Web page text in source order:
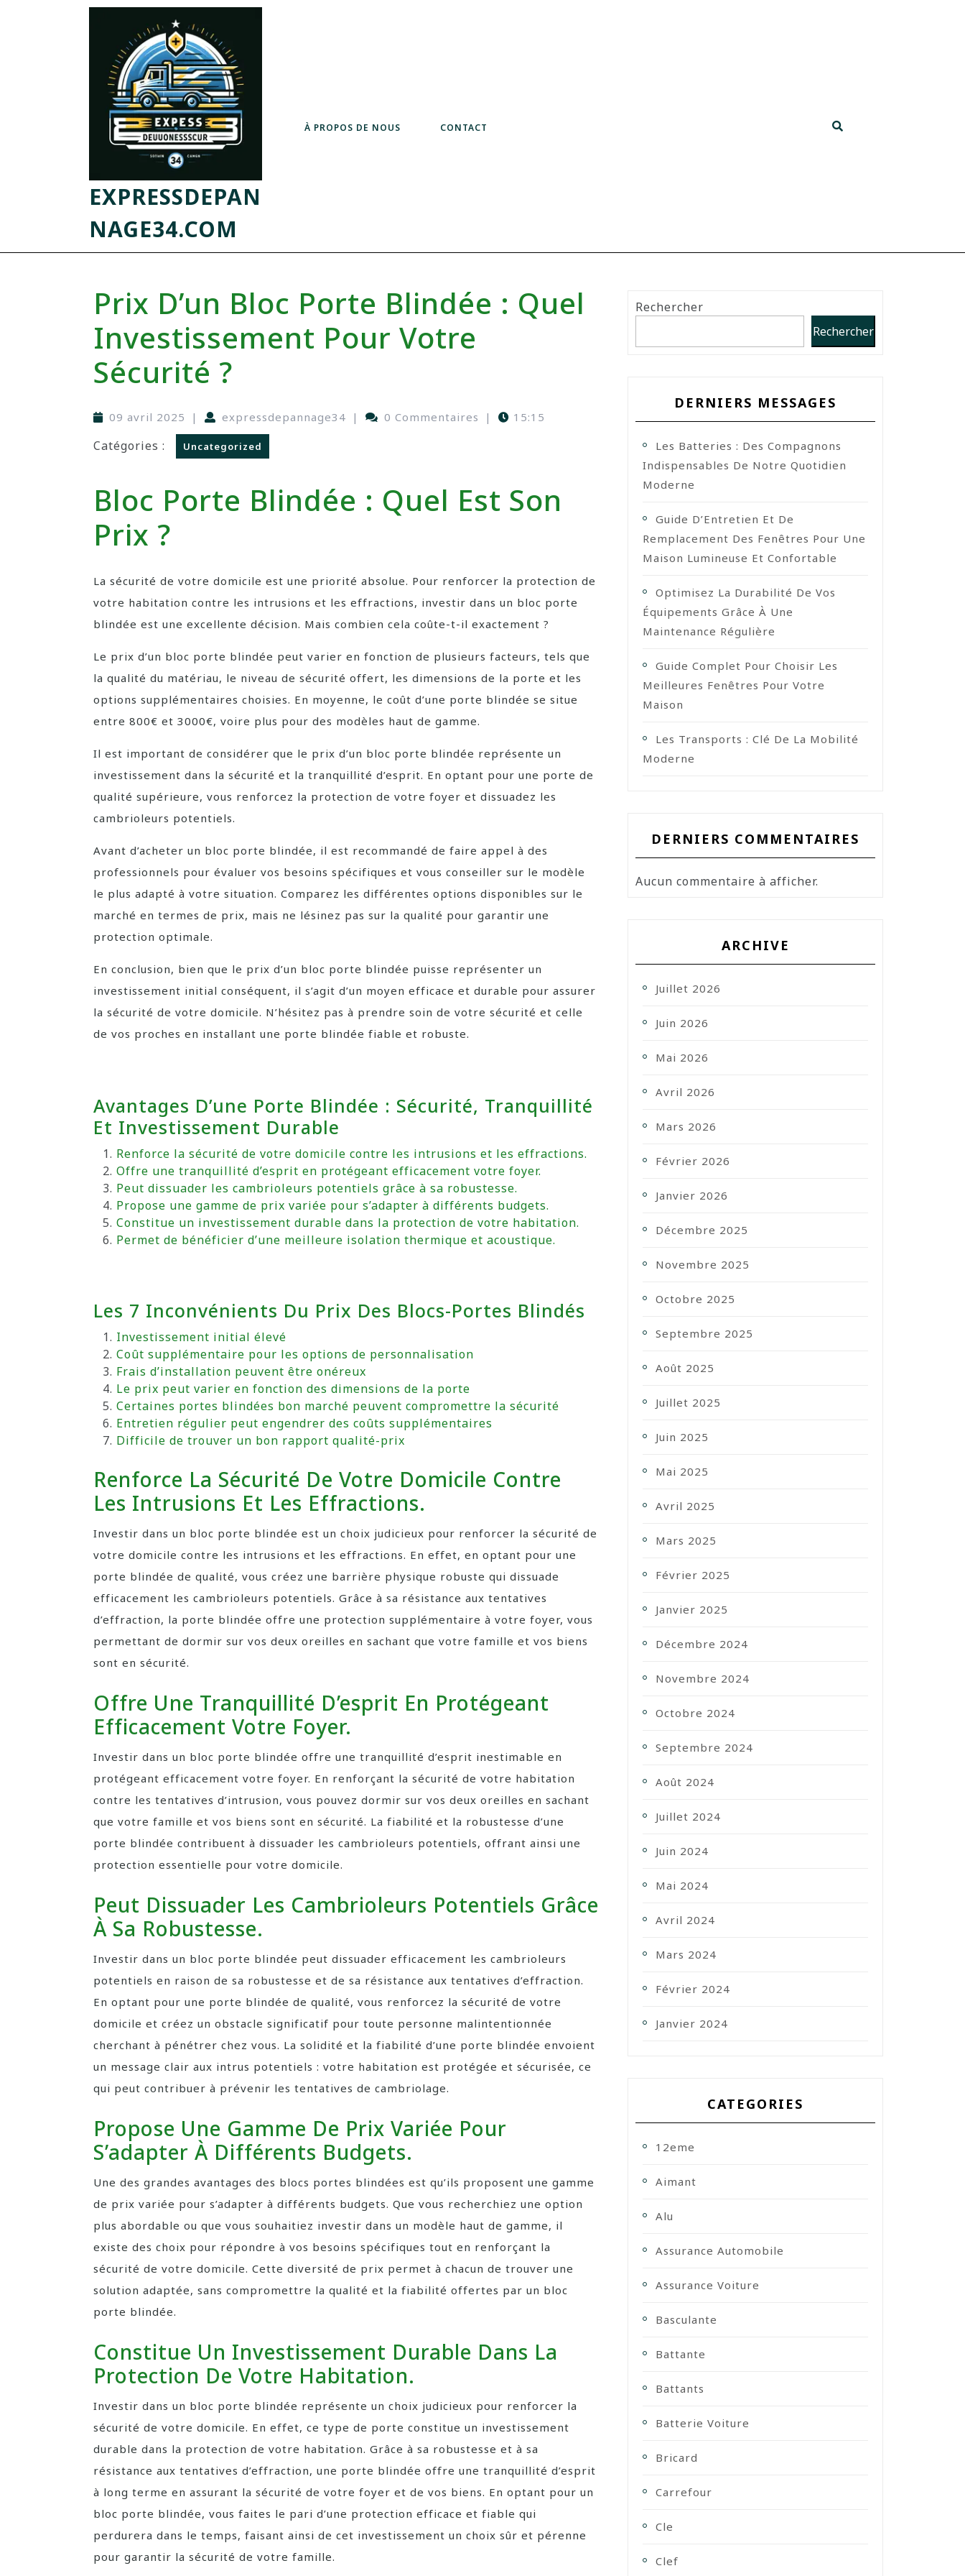
EXPRESSDEPAN
NAGE34.COM
À PROPOS DE NOUS CONTACT
Prix D’un Bloc Porte Blindée : Quel
Investissement Pour Votre
Sécurité ?
09 avril 2025 | expressdepannage34 | 0 Commentaires | 15:15
Catégories : Uncategorized
Bloc Porte Blindée : Quel Est Son
Prix ?
La sécurité de votre domicile est une priorité absolue. Pour renforcer la protection de
votre habitation contre les intrusions et les effractions, investir dans un bloc porte
blindée est une excellente décision. Mais combien cela coûte-t-il exactement ?
Le prix d’un bloc porte blindée peut varier en fonction de plusieurs facteurs, tels que
la qualité du matériau, le niveau de sécurité offert, les dimensions de la porte et les
options supplémentaires choisies. En moyenne, le coût d’une porte blindée se situe
entre 800€ et 3000€, voire plus pour des modèles haut de gamme.
Il est important de considérer que le prix d’un bloc porte blindée représente un
investissement dans la sécurité et la tranquillité d’esprit. En optant pour une porte de
qualité supérieure, vous renforcez la protection de votre foyer et dissuadez les
cambrioleurs potentiels.
Avant d’acheter un bloc porte blindée, il est recommandé de faire appel à des
professionnels pour évaluer vos besoins spécifiques et vous conseiller sur le modèle
le plus adapté à votre situation. Comparez les différentes options disponibles sur le
marché en termes de prix, mais ne lésinez pas sur la qualité pour garantir une
protection optimale.
En conclusion, bien que le prix d’un bloc porte blindée puisse représenter un
investissement initial conséquent, il s’agit d’un moyen efficace et durable pour assurer
la sécurité de votre domicile. N’hésitez pas à prendre soin de votre sécurité et celle
de vos proches en installant une porte blindée fiable et robuste.
Avantages D’une Porte Blindée : Sécurité, Tranquillité
Et Investissement Durable
Renforce la sécurité de votre domicile contre les intrusions et les effractions.
Offre une tranquillité d’esprit en protégeant efficacement votre foyer.
Peut dissuader les cambrioleurs potentiels grâce à sa robustesse.
Propose une gamme de prix variée pour s’adapter à différents budgets.
Constitue un investissement durable dans la protection de votre habitation.
Permet de bénéficier d’une meilleure isolation thermique et acoustique.
Les 7 Inconvénients Du Prix Des Blocs-Portes Blindés
Investissement initial élevé
Coût supplémentaire pour les options de personnalisation
Frais d’installation peuvent être onéreux
Le prix peut varier en fonction des dimensions de la porte
Certaines portes blindées bon marché peuvent compromettre la sécurité
Entretien régulier peut engendrer des coûts supplémentaires
Difficile de trouver un bon rapport qualité-prix
Renforce La Sécurité De Votre Domicile Contre
Les Intrusions Et Les Effractions.
Investir dans un bloc porte blindée est un choix judicieux pour renforcer la sécurité de
votre domicile contre les intrusions et les effractions. En effet, en optant pour une
porte blindée de qualité, vous créez une barrière physique robuste qui dissuade
efficacement les cambrioleurs potentiels. Grâce à sa résistance aux tentatives
d’effraction, la porte blindée offre une protection supplémentaire à votre foyer, vous
permettant de dormir sur vos deux oreilles en sachant que votre famille et vos biens
sont en sécurité.
Offre Une Tranquillité D’esprit En Protégeant
Efficacement Votre Foyer.
Investir dans un bloc porte blindée offre une tranquillité d’esprit inestimable en
protégeant efficacement votre foyer. En renforçant la sécurité de votre habitation
contre les tentatives d’intrusion, vous pouvez dormir sur vos deux oreilles en sachant
que votre famille et vos biens sont en sécurité. La fiabilité et la robustesse d’une
porte blindée contribuent à dissuader les cambrioleurs potentiels, offrant ainsi une
protection essentielle pour votre domicile.
Peut Dissuader Les Cambrioleurs Potentiels Grâce
À Sa Robustesse.
Investir dans un bloc porte blindée peut dissuader efficacement les cambrioleurs
potentiels en raison de sa robustesse et de sa résistance aux tentatives d’effraction.
En optant pour une porte blindée de qualité, vous renforcez la sécurité de votre
domicile et créez un obstacle significatif pour toute personne malintentionnée
cherchant à pénétrer chez vous. La solidité et la fiabilité d’une porte blindée envoient
un message clair aux intrus potentiels : votre habitation est protégée et sécurisée, ce
qui peut contribuer à prévenir les tentatives de cambriolage.
Propose Une Gamme De Prix Variée Pour
S’adapter À Différents Budgets.
Une des grandes avantages des blocs portes blindées est qu’ils proposent une gamme
de prix variée pour s’adapter à différents budgets. Que vous recherchiez une option
plus abordable ou que vous souhaitiez investir dans un modèle haut de gamme, il
existe des choix pour répondre à vos besoins spécifiques tout en renforçant la
sécurité de votre domicile. Cette diversité de prix permet à chacun de trouver une
solution adaptée, sans compromettre la qualité et la fiabilité offertes par un bloc
porte blindée.
Constitue Un Investissement Durable Dans La
Protection De Votre Habitation.
Investir dans un bloc porte blindée représente un choix judicieux pour renforcer la
sécurité de votre domicile. En effet, ce type de porte constitue un investissement
durable dans la protection de votre habitation. Grâce à sa robustesse et à sa
résistance aux tentatives d’effraction, une porte blindée offre une tranquillité d’esprit
à long terme en assurant la sécurité de votre foyer et de vos biens. En optant pour un
bloc porte blindée, vous faites le pari d’une protection efficace et fiable qui
perdurera dans le temps, faisant ainsi de cet investissement un choix sûr et pérenne
pour garantir la sécurité de votre famille.
Rechercher
Rechercher
DERNIERS MESSAGES
Les Batteries : Des Compagnons
Indispensables De Notre Quotidien
Moderne
Guide D’Entretien Et De
Remplacement Des Fenêtres Pour Une
Maison Lumineuse Et Confortable
Optimisez La Durabilité De Vos
Équipements Grâce À Une
Maintenance Régulière
Guide Complet Pour Choisir Les
Meilleures Fenêtres Pour Votre
Maison
Les Transports : Clé De La Mobilité
Moderne
DERNIERS COMMENTAIRES
Aucun commentaire à afficher.
ARCHIVE
Juillet 2026
Juin 2026
Mai 2026
Avril 2026
Mars 2026
Février 2026
Janvier 2026
Décembre 2025
Novembre 2025
Octobre 2025
Septembre 2025
Août 2025
Juillet 2025
Juin 2025
Mai 2025
Avril 2025
Mars 2025
Février 2025
Janvier 2025
Décembre 2024
Novembre 2024
Octobre 2024
Septembre 2024
Août 2024
Juillet 2024
Juin 2024
Mai 2024
Avril 2024
Mars 2024
Février 2024
Janvier 2024
CATEGORIES
12eme
Aimant
Alu
Assurance Automobile
Assurance Voiture
Basculante
Battante
Battants
Batterie Voiture
Bricard
Carrefour
Cle
Clef